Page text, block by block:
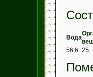
Вода
56,6 25